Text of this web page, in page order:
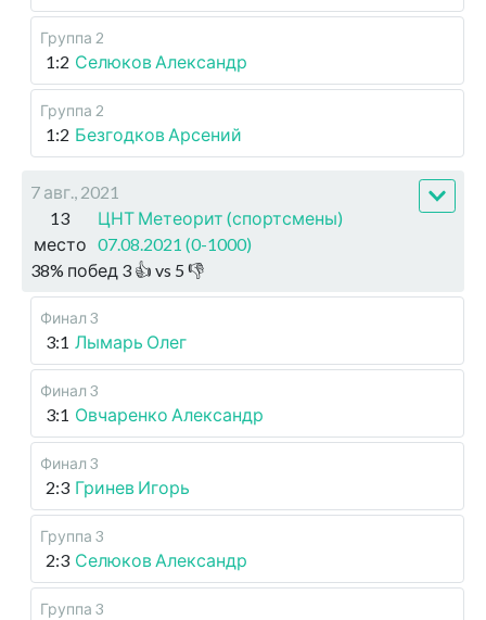
Группа 2
1:2 Селюков Александр
Группа 2
1:2 Безгодков Арсений
7 авг., 2021
13
место
ЦНТ Метеорит (спортсмены)
07.08.2021 (0-1000)
38% побед 3 👍 vs 5 👎
Финал 3
3:1 Лымарь Олег
Финал 3
3:1 Овчаренко Александр
Финал 3
2:3 Гринев Игорь
Группа 3
2:3 Селюков Александр
Группа 3